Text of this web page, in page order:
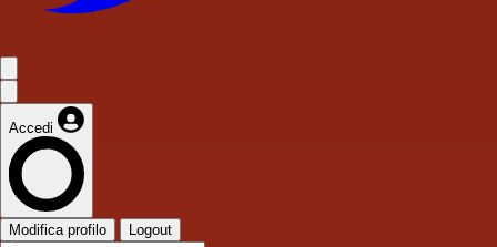
Accedi
Modifica profilo Logout